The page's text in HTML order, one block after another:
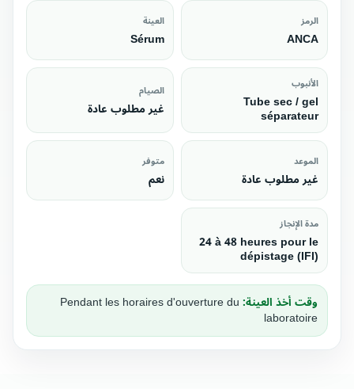
الرمز
ANCA
العينة
Sérum
الأنبوب
Tube sec / gel
séparateur
الصيام
غير مطلوب عادة
الموعد
غير مطلوب عادة
متوفر
نعم
مدة الإنجاز
24 à 48 heures pour le
dépistage (IFI)
وقت أخذ العينة:Pendant les horaires d'ouverture du
laboratoire